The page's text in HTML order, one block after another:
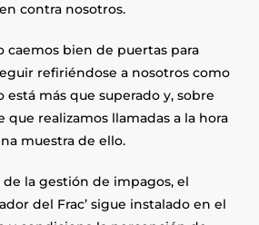
contra nosotros.
caemos bien de puertas para
refiriéndose a nosotros como
está más que superado y, sobre
que realizamos llamadas a la hora
muestra de ello.
la gestión de impagos, el
del Frac’ sigue instalado en el